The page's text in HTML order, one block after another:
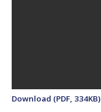
Download (PDF, 334KB)